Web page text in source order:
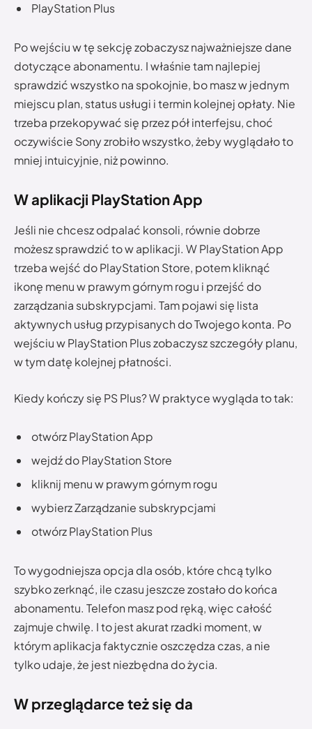
PlayStation Plus
Po wejściu w tę sekcję zobaczysz najważniejsze dane
dotyczące abonamentu. I właśnie tam najlepiej
sprawdzić wszystko na spokojnie, bo masz w jednym
miejscu plan, status usługi i termin kolejnej opłaty. Nie
trzeba przekopywać się przez pół interfejsu, choć
oczywiście Sony zrobiło wszystko, żeby wyglądało to
mniej intuicyjnie, niż powinno.
W aplikacji PlayStation App
Jeśli nie chcesz odpalać konsoli, równie dobrze
możesz sprawdzić to w aplikacji. W PlayStation App
trzeba wejść do PlayStation Store, potem kliknąć
ikonę menu w prawym górnym rogu i przejść do
zarządzania subskrypcjami. Tam pojawi się lista
aktywnych usług przypisanych do Twojego konta. Po
wejściu w PlayStation Plus zobaczysz szczegóły planu,
w tym datę kolejnej płatności.
Kiedy kończy się PS Plus? W praktyce wygląda to tak:
otwórz PlayStation App
wejdź do PlayStation Store
kliknij menu w prawym górnym rogu
wybierz Zarządzanie subskrypcjami
otwórz PlayStation Plus
To wygodniejsza opcja dla osób, które chcą tylko
szybko zerknąć, ile czasu jeszcze zostało do końca
abonamentu. Telefon masz pod ręką, więc całość
zajmuje chwilę. I to jest akurat rzadki moment, w
którym aplikacja faktycznie oszczędza czas, a nie
tylko udaje, że jest niezbędna do życia.
W przeglądarce też się da